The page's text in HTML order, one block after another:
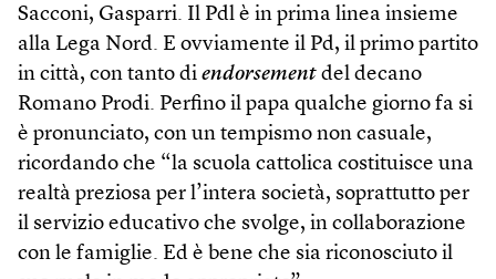
Sacconi, Gasparri. Il Pdl è in prima linea insieme
alla Lega Nord. E ovviamente il Pd, il primo partito
in città, con tanto di endorsement del decano
Romano Prodi. Perfino il papa qualche giorno fa si
è pronunciato, con un tempismo non casuale,
ricordando che “la scuola cattolica costituisce una
realtà preziosa per l’intera società, soprattutto per
il servizio educativo che svolge, in collaborazione
con le famiglie. Ed è bene che sia riconosciuto il